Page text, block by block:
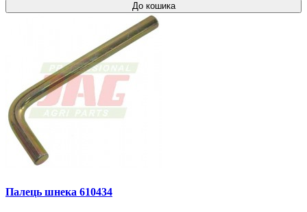
До кошика
Палець шнека 610434